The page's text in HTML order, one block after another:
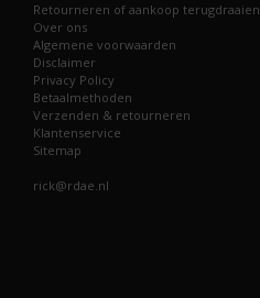
Retourneren of aankoop terugdraaien
Over ons
Algemene voorwaarden
Disclaimer
Privacy Policy
Betaalmethoden
Verzenden & retourneren
Klantenservice
Sitemap
rick@rdae.nl